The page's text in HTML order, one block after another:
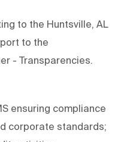
to the Huntsville, AL
to the
- Transparencies.
ensuring compliance
corporate standards;